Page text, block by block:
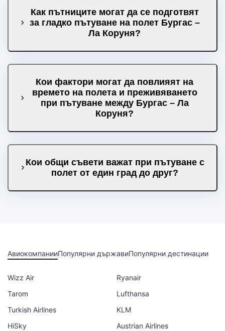
Как пътниците могат да се подготвят
за гладко пътуване на полет Бургас –
Ла Коруня?
Кои фактори могат да повлияят на
времето на полета и преживяването
при пътуване между Бургас – Ла
Коруня?
Кои общи съвети важат при пътуване с
полет от един град до друг?
АвиокомпанииПопулярни държавиПопулярни дестинации
Wizz Air
Ryanair
Tarom
Lufthansa
Turkish Airlines
KLM
HiSky
Austrian Airlines